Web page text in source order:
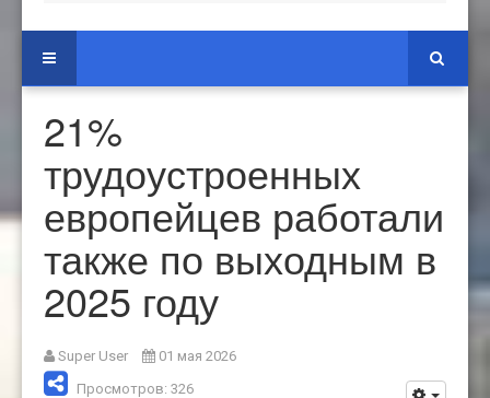
21%
трудоустроенных
европейцев работали
также по выходным в
2025 году
Super User
01 мая 2026
Просмотров: 326